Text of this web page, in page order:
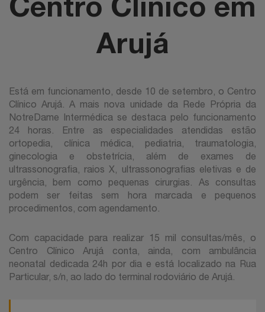
Arujá
Está em funcionamento, desde 10 de setembro, o Centro
Clínico Arujá. A mais nova unidade da Rede Própria da
NotreDame Intermédica se destaca pelo funcionamento
24 horas. Entre as especialidades atendidas estão
ortopedia, clínica médica, pediatria, traumatologia,
ginecologia e obstetrícia, além de exames de
ultrassonografia, raios X, ultrassonografias eletivas e de
urgência, bem como pequenas cirurgias. As consultas
podem ser feitas sem hora marcada e pequenos
procedimentos, com agendamento.
Com capacidade para realizar 15 mil consultas/mês, o
Centro Clínico Arujá conta, ainda, com ambulância
neonatal dedicada 24h por dia e está localizado na Rua
Particular, s/n, ao lado do terminal rodoviário de Arujá.